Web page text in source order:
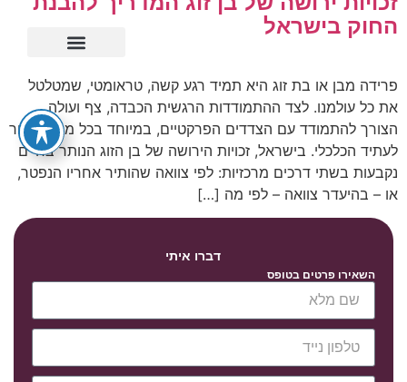
החוק בישראל
פרידה מבן או בת זוג היא תמיד רגע קשה, טראומטי, שמטלטל
את כל עולמנו. לצד ההתמודדות הרגשית הכבדה, צף ועולה
הצורך להתמודד עם הצדדים הפרקטיים, במיוחד בכל מה שקשור
לעתיד הכלכלי. בישראל, זכויות הירושה של בן הזוג הנותר בחיים
נקבעות בשתי דרכים מרכזיות: לפי צוואה שהותיר אחריו הנפטר,
או – בהיעדר צוואה – לפי מה […]
דברו איתי
השאירו פרטים בטופס